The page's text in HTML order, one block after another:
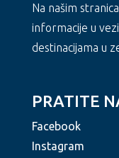
Na našim
informacije u
destinacijama u
PRATITE
Facebook
Instagram